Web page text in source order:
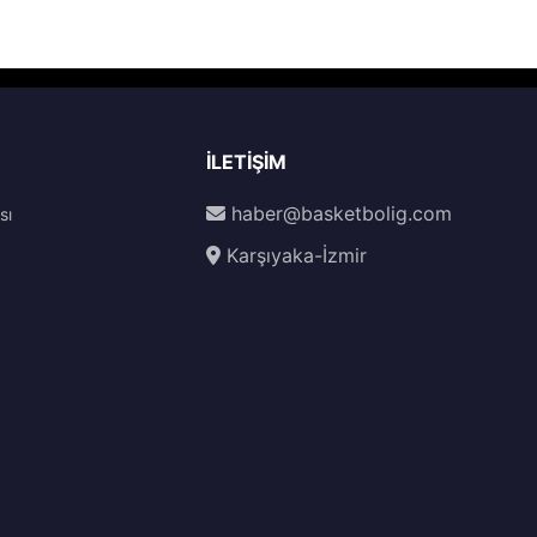
İLETIŞIM
haber@basketbolig.com
Karşıyaka-İzmir